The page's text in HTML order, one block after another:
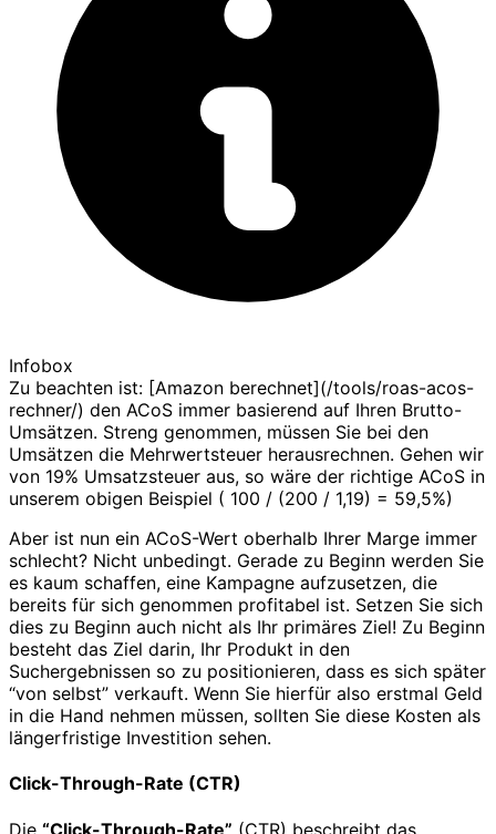
Infobox
Zu beachten ist: [Amazon berechnet](/tools/roas-acos-
rechner/) den ACoS immer basierend auf Ihren Brutto-
Umsätzen. Streng genommen, müssen Sie bei den
Umsätzen die Mehrwertsteuer herausrechnen. Gehen wir
von 19% Umsatzsteuer aus, so wäre der richtige ACoS in
unserem obigen Beispiel ( 100 / (200 / 1,19) = 59,5%)
Aber ist nun ein ACoS-Wert oberhalb Ihrer Marge immer
schlecht? Nicht unbedingt. Gerade zu Beginn werden Sie
es kaum schaffen, eine Kampagne aufzusetzen, die
bereits für sich genommen profitabel ist. Setzen Sie sich
dies zu Beginn auch nicht als Ihr primäres Ziel! Zu Beginn
besteht das Ziel darin, Ihr Produkt in den
Suchergebnissen so zu positionieren, dass es sich später
“von selbst” verkauft. Wenn Sie hierfür also erstmal Geld
in die Hand nehmen müssen, sollten Sie diese Kosten als
längerfristige Investition sehen.
Click-Through-Rate (CTR)
Die “Click-Through-Rate” (CTR) beschreibt das